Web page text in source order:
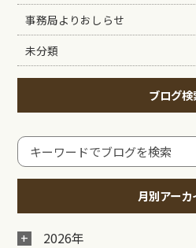
事務局よりおしらせ
未分類
ブログ検
月別アーカ
2026年